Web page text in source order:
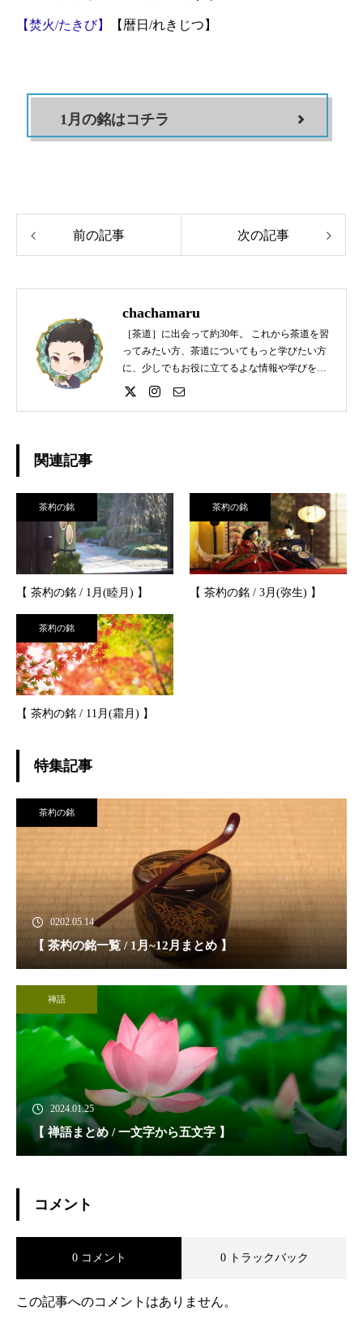
【焚火/たきび】 【暦日/れきじつ】
1月の銘はコチラ
前の記事 次の記事
chachamaru
［茶道］に出会って約30年。 これから茶道を習
ってみたい方、茶道についてもっと学びたい方
に、少しでもお役に立てるよな情報や学びを提
供していきます。
関連記事
茶杓の銘
【 茶杓の銘 / 1月(睦月) 】
茶杓の銘
【 茶杓の銘 / 3月(弥生) 】
茶杓の銘
【 茶杓の銘 / 11月(霜月) 】
特集記事
茶杓の銘
0202.05.14
【 茶杓の銘一覧 / 1月~12月まとめ 】
禅語
2024.01.25
【 禅語まとめ / 一文字から五文字 】
コメント
0 コメント 0 トラックバック
この記事へのコメントはありません。